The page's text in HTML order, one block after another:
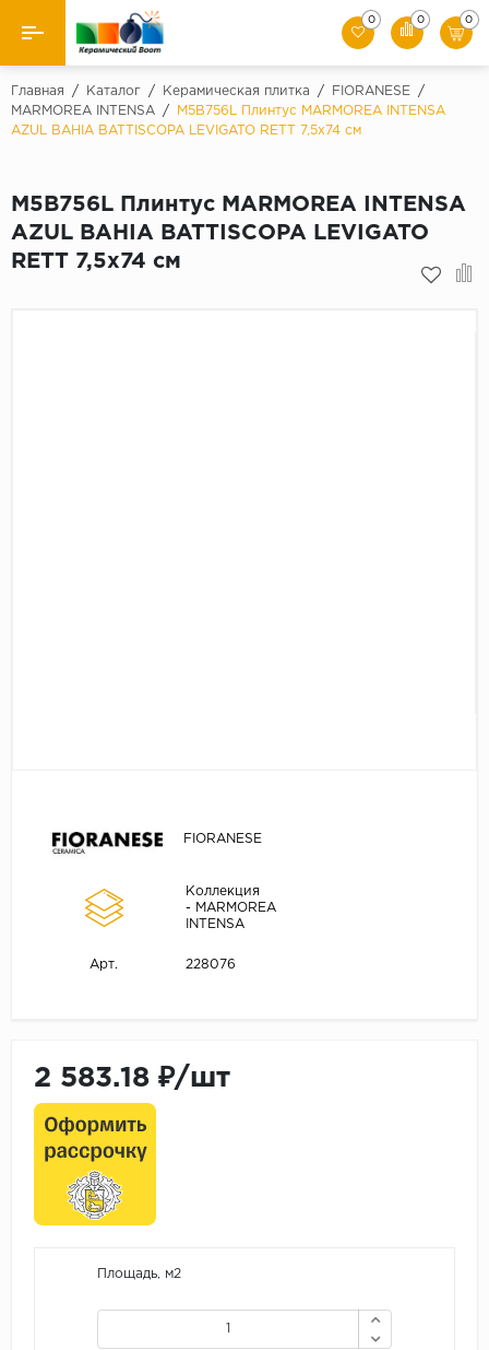
Назад
Производители
Керамогранит
0 0 0
Главная / Каталог / Керамическая плитка / FIORANESE
/
MARMOREA INTENSA
/
M5B756L Плинтус MARMOREA INTENSA
AZUL BAHIA BATTISCOPA LEVIGATO RETT 7,5x74 см
M5B756L Плинтус MARMOREA INTENSA
AZUL BAHIA BATTISCOPA LEVIGATO
RETT 7,5x74 см
FIORANESE
Коллекция
- MARMOREA
INTENSA
Арт. 228076
2 583.18 ₽/шт
Площадь, м2